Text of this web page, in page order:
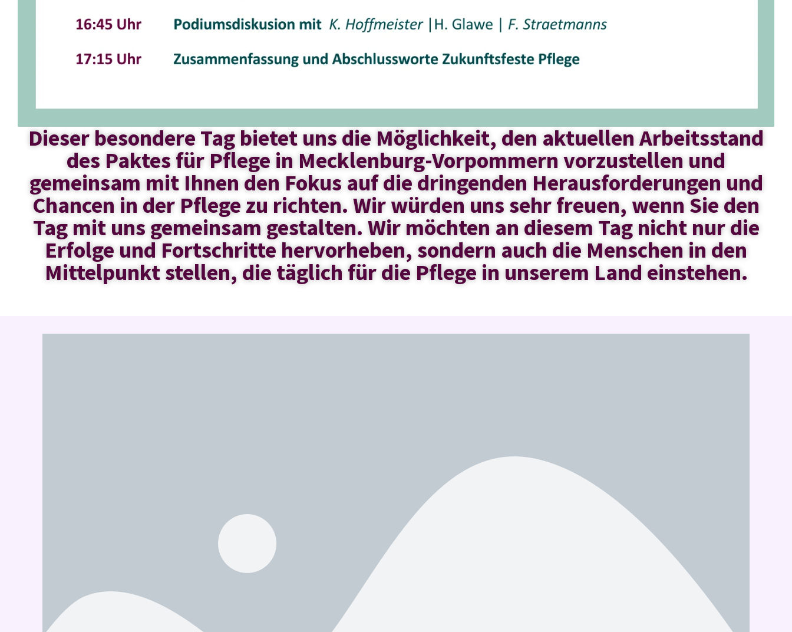
Dieser besondere Tag bietet uns die Möglichkeit, den aktuellen Arbeitsstand
des Paktes für Pflege in Mecklenburg-Vorpommern vorzustellen und
gemeinsam mit Ihnen den Fokus auf die dringenden Herausforderungen und
Chancen in der Pflege zu richten. Wir würden uns sehr freuen, wenn Sie den
Tag mit uns gemeinsam gestalten. Wir möchten an diesem Tag nicht nur die
Erfolge und Fortschritte hervorheben, sondern auch die Menschen in den
Mittelpunkt stellen, die täglich für die Pflege in unserem Land einstehen.